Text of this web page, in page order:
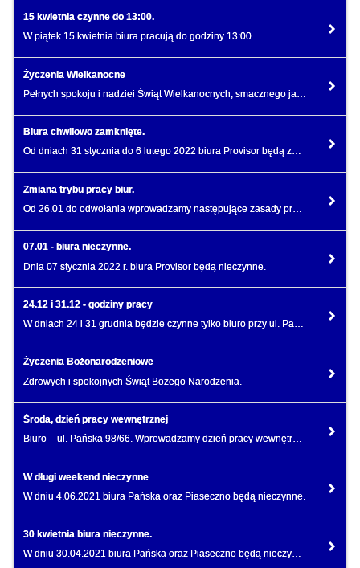
15 kwietnia czynne do 13:00.
W piątek 15 kwietnia biura pracują do godziny 13:00.
Życzenia Wielkanocne
Pełnych spokoju i nadziei Świąt Wielkanocnych, smacznego jajka i mokrego śmigusa dyngusa.
Biura chwilowo zamknięte.
Od dniach 31 stycznia do 6 lutego 2022 biura Provisor będą zamknięte dla interesantów.
Zmiana trybu pracy biur.
Od 26.01 do odwołania wprowadzamy następujące zasady pracy na dyżurach obiektowych w biurach
07.01 - biura nieczynne.
Dnia 07 stycznia 2022 r. biura Provisor będą nieczynne.
24.12 i 31.12 - godziny pracy
W dniach 24 i 31 grudnia będzie czynne tylko biuro przy ul. Pańskiej 98 w godzinach 8.00-13.00.
Życzenia Bożonarodzeniowe
Zdrowych i spokojnych Świąt Bożego Narodzenia.
Środa, dzień pracy wewnętrznej
Biuro – ul. Pańska 98/66. Wprowadzamy dzień pracy wewnętrznej.
W długi weekend nieczynne
W dniu 4.06.2021 biura Pańska oraz Piaseczno będą nieczynne.
30 kwietnia biura nieczynne.
W dniu 30.04.2021 biura Pańska oraz Piaseczno będą nieczynne.